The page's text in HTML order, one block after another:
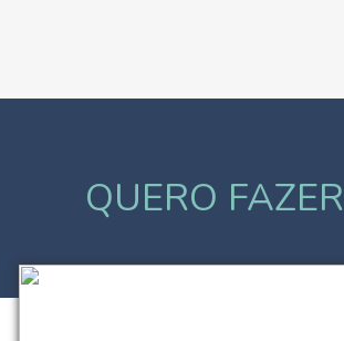
QUERO FAZER